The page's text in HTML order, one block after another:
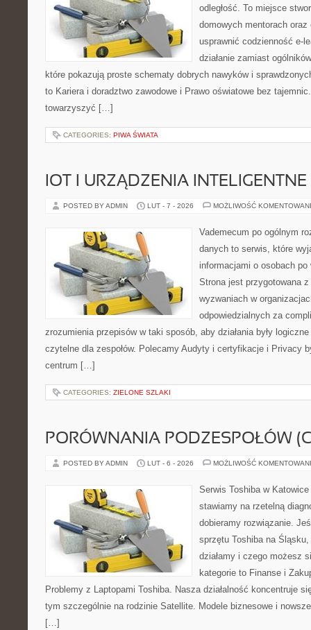
odległość. To miejsce
domowych mentorach
usprawnić codzienność e-
działanie zamiast
które pokazują proste schematy dobrych nawyków i
to Kariera i doradztwo zawodowe i Prawo oświatowe bez
towarzyszyć […]
CATEGORIES: PIWA ŚWIATA
IOT I URZĄDZENIA INTELIGENTNE
POSTED BY ADMIN LUT - 7 - 2026 MOŻLIWOŚĆ
Vademecum po ogólnym
danych to serwis, które
informacjami o osobach
Strona jest przygotowana
wyzwaniach w
odpowiedzialnych za
zrozumienia przepisów w taki sposób, aby działania były
czytelne dla zespołów. Polecamy Audyty i certyfikacje i Privacy
centrum […]
CATEGORIES: ZIELONE SZLAKI
PORÓWNANIA PODZESPOŁÓW
POSTED BY ADMIN LUT - 6 - 2026 MOŻLIWOŚĆ
Serwis Toshiba w
stawiamy na rzetelną
dobieramy rozwiązanie.
sprzętu Toshiba na
działamy i czego możesz
kategorie to Finanse i
Problemy z Laptopami Toshiba. Nasza działalność koncentruje
tym szczególnie na rodzinie Satellite. Modele biznesowe i
[…]